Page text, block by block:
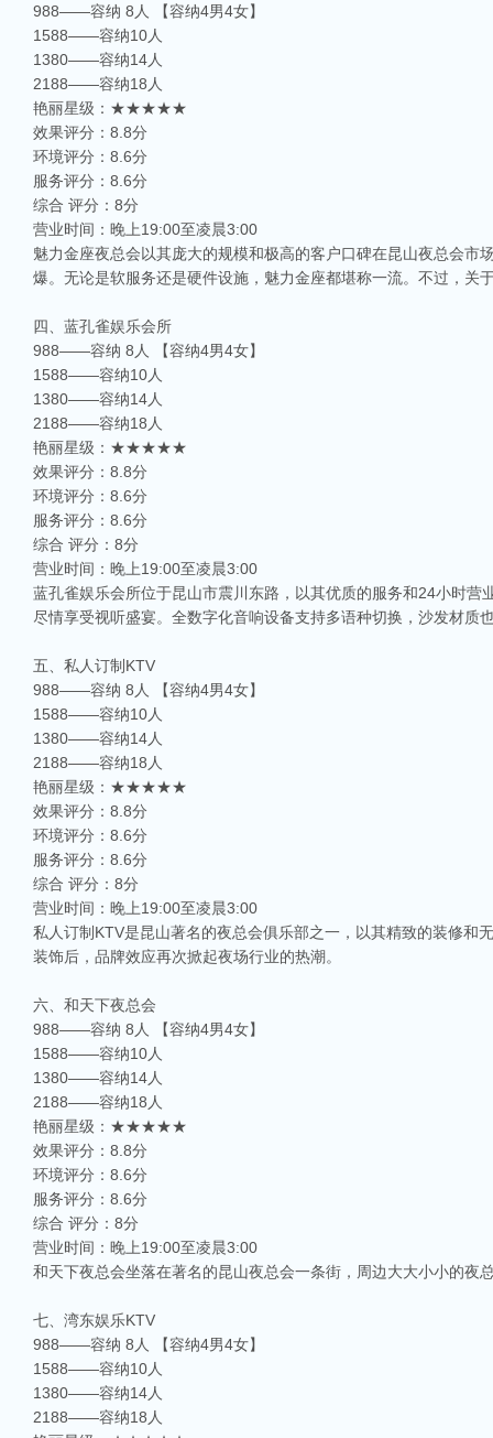
988——容纳 8人 【容纳4男4女】
1588——容纳10人
1380——容纳14人
2188——容纳18人
艳丽星级：★★★★★
效果评分：8.8分
环境评分：8.6分
服务评分：8.6分
综合 评分：8分
营业时间：晚上19:00至凌晨3:00
魅力金座夜总会以其庞大的规模和极高的客户口碑在昆山夜总会
爆。无论是软服务还是硬件设施，魅力金座都堪称一流。不过，关
四、蓝孔雀娱乐会所
988——容纳 8人 【容纳4男4女】
1588——容纳10人
1380——容纳14人
2188——容纳18人
艳丽星级：★★★★★
效果评分：8.8分
环境评分：8.6分
服务评分：8.6分
综合 评分：8分
营业时间：晚上19:00至凌晨3:00
蓝孔雀娱乐会所位于昆山市震川东路，以其优质的服务和24小时
尽情享受视听盛宴。全数字化音响设备支持多语种切换，沙发材
五、私人订制KTV
988——容纳 8人 【容纳4男4女】
1588——容纳10人
1380——容纳14人
2188——容纳18人
艳丽星级：★★★★★
效果评分：8.8分
环境评分：8.6分
服务评分：8.6分
综合 评分：8分
营业时间：晚上19:00至凌晨3:00
私人订制KTV是昆山著名的夜总会俱乐部之一，以其精致的装修和
装饰后，品牌效应再次掀起夜场行业的热潮。
六、和天下夜总会
988——容纳 8人 【容纳4男4女】
1588——容纳10人
1380——容纳14人
2188——容纳18人
艳丽星级：★★★★★
效果评分：8.8分
环境评分：8.6分
服务评分：8.6分
综合 评分：8分
营业时间：晚上19:00至凌晨3:00
和天下夜总会坐落在著名的昆山夜总会一条街，周边大大小小的夜
七、湾东娱乐KTV
988——容纳 8人 【容纳4男4女】
1588——容纳10人
1380——容纳14人
2188——容纳18人